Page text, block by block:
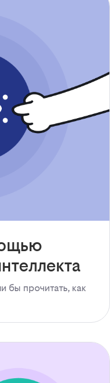
бы прочитать, как